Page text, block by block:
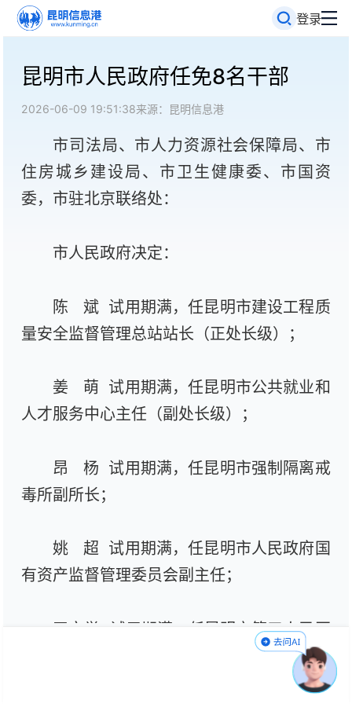
登录
昆明市人民政府任免8名干部
2026-06-09 19:51:38来源：昆明信息港
市司法局、市人力资源社会保障局、市
住房城乡建设局、市卫生健康委、市国资
委，市驻北京联络处：
市人民政府决定：
陈 斌 试用期满，任昆明市建设工程质
量安全监督管理总站站长（正处长级）；
姜 萌 试用期满，任昆明市公共就业和
人才服务中心主任（副处长级）；
昂 杨 试用期满，任昆明市强制隔离戒
毒所副所长；
姚 超 试用期满，任昆明市人民政府国
有资产监督管理委员会副主任；
王文举 试用期满，任昆明市第三人民医